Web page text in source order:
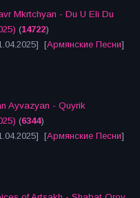
Mkrtchyan - Du U Eli Du
(14722)
[Армянские Песни]
Ayvazyan - Quyrik
(6344)
[Армянские Песни]